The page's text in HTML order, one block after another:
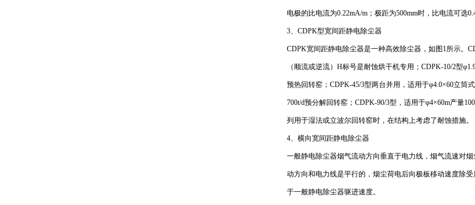
电极的比电流为0.22mA/m；极距为500mm时，比电流可选
3、CDPK型宽间距静电除尘器
CDPK宽间距静电除尘器是一种高效除尘器，如图1所示。
（顺流或逆流）H标号是耐蚀烘干机专用；CDPK-10/2型
预热回转窑；CDPK-45/3型两台并用，适用于φ4.0×60立筒
700t/d预分解回转窑；CDPK-90/3型，适用于φ4×60m产量
列用于湿法或立波尔回转窑时，在结构上考虑了耐蚀措施。
4、横向宽间距静电除尘器
一般静电除尘器烟气流动方向垂直于电力线，烟气流速对
动方向和电力线是平行的，烟尘荷电后向极板移动速度除
于一般静电除尘器驱进速度。